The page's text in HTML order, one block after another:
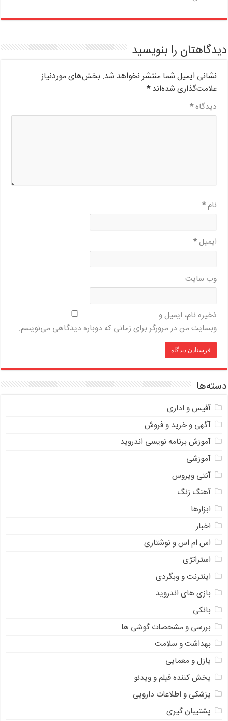
دیدگاهتان را بنویسید
نشانی ایمیل شما منتشر نخواهد شد. بخش‌های موردنیاز
علامت‌گذاری شده‌اند*
دیدگاه*
نام*
ایمیل*
وب‌ سایت
ذخیره نام، ایمیل و
وبسایت من در مرورگر برای زمانی که دوباره دیدگاهی می‌نویسم.
دسته‌ها
آفیس و اداری
آگهی و خرید و فروش
آموزش برنامه نویسی اندروید
آموزشی
آنتی ویروس
آهنگ زنگ
ابزارها
اخبار
اس ام اس و نوشتاری
استراتژی
اینترنت و وبگردی
بازی های اندروید
بانکی
بررسی و مشخصات گوشی ها
بهداشت و سلامت
پازل و معمایی
پخش کننده فیلم و ویدئو
پزشکی و اطلاعات دارویی
پشتیبان گیری